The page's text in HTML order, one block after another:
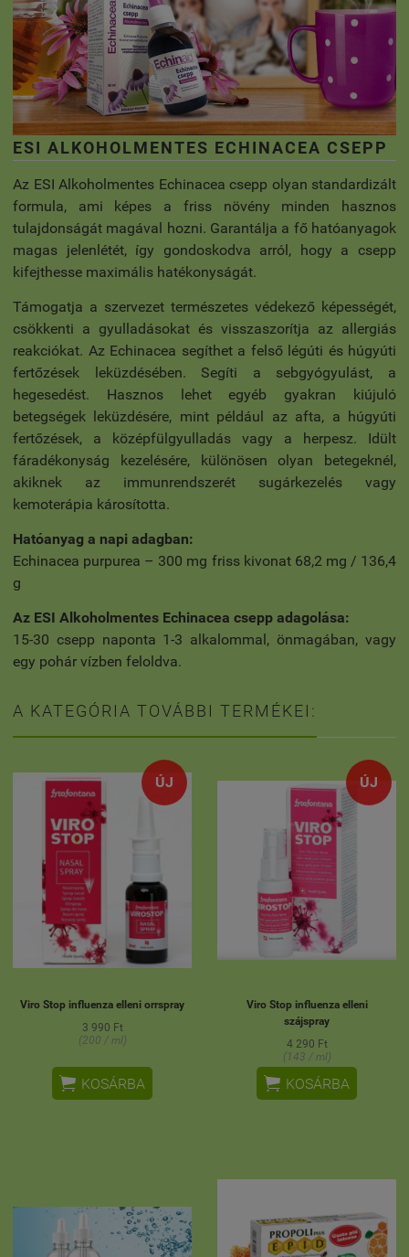
ESI ALKOHOLMENTES ECHINACEA CSEPP
Az ESI Alkoholmentes Echinacea csepp olyan standardizált
formula, ami képes a friss növény minden hasznos
tulajdonságát magával hozni. Garantálja a fő hatóanyagok
magas jelenlétét, így gondoskodva arról, hogy a csepp
kifejthesse maximális hatékonyságát.
Támogatja a szervezet természetes védekező képességét,
csökkenti a gyulladásokat és visszaszorítja az allergiás
reakciókat. Az Echinacea segíthet a felső légúti és húgyúti
fertőzések leküzdésében. Segíti a sebgyógyulást, a
hegesedést. Hasznos lehet egyéb gyakran kiújuló
betegségek leküzdésére, mint például az afta, a húgyúti
fertőzések, a középfülgyulladás vagy a herpesz. Idült
fáradékonyság kezelésére, különösen olyan betegeknél,
akiknek az immunrendszerét sugárkezelés vagy
kemoterápia károsította.
Hatóanyag a napi adagban:
Echinacea purpurea – 300 mg friss kivonat 68,2 mg / 136,4
g
Az ESI Alkoholmentes Echinacea csepp adagolása:
15-30 csepp naponta 1-3 alkalommal, önmagában, vagy
egy pohár vízben feloldva.
A KATEGÓRIA TOVÁBBI TERMÉKEI:
ÚJ
Viro Stop influenza elleni orrspray
3 990 Ft
(200 / ml)
 KOSÁRBA
ÚJ
Viro Stop influenza elleni
szájspray
4 290 Ft
(143 / ml)
 KOSÁRBA